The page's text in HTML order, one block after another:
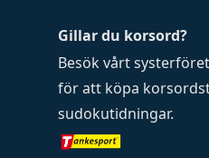
Gillar du korsord?
Besök vårt
för att köpa
sudokutidningar.